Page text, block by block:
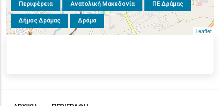
Περιφέρεια Ανατολική Μακεδονία ΠΕ Δράμας
Δήμος Δράμας Δράμα
Leaflet